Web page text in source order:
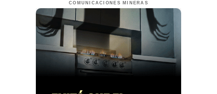
COMUNICACIONES MINERAS